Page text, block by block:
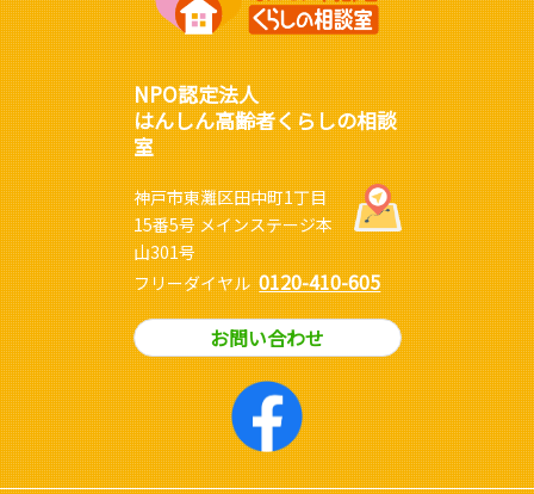
NPO認定法人
はんしん高齢者くらしの相談
室
神戸市東灘区田中町1丁目
15番5号 メインステージ本
山301号
フリーダイヤル 0120-410-605
お問い合わせ